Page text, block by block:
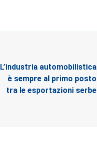
L’industria automobilistica
è sempre al primo posto
tra le esportazioni serbe